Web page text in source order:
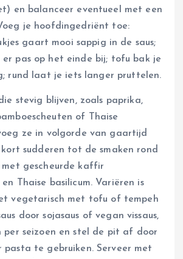
en balanceer eventueel met een
je hoofdinge­driënt toe:
gaart mooi sappig in de saus;
pas op het einde bij; tofu bak je
rund laat je iets langer pruttelen.
stevig blijven, zoals paprika,
of Thaise
ze in volgorde van gaartijd
sudderen tot de smaken rond
gescheurde kaffir
en Thaise basilicum. Variëren is
vegetarisch met tofu of tempeh
door sojasaus of vegan vissaus,
per seizoen en stel de pit af door
pasta te gebruiken. Serveer met